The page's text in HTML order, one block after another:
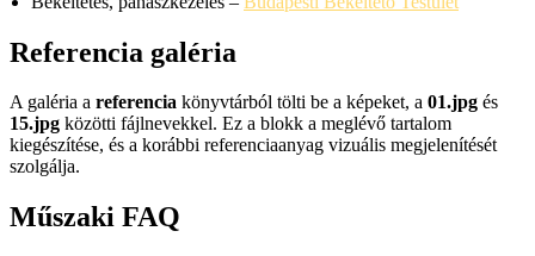
Referencia galéria
A galéria a referencia könyvtárból tölti be a képeket, a 01.jpg és
15.jpg közötti fájlnevekkel. Ez a blokk a meglévő tartalom
kiegészítése, és a korábbi referenciaanyag vizuális megjelenítését
szolgálja.
Műszaki FAQ